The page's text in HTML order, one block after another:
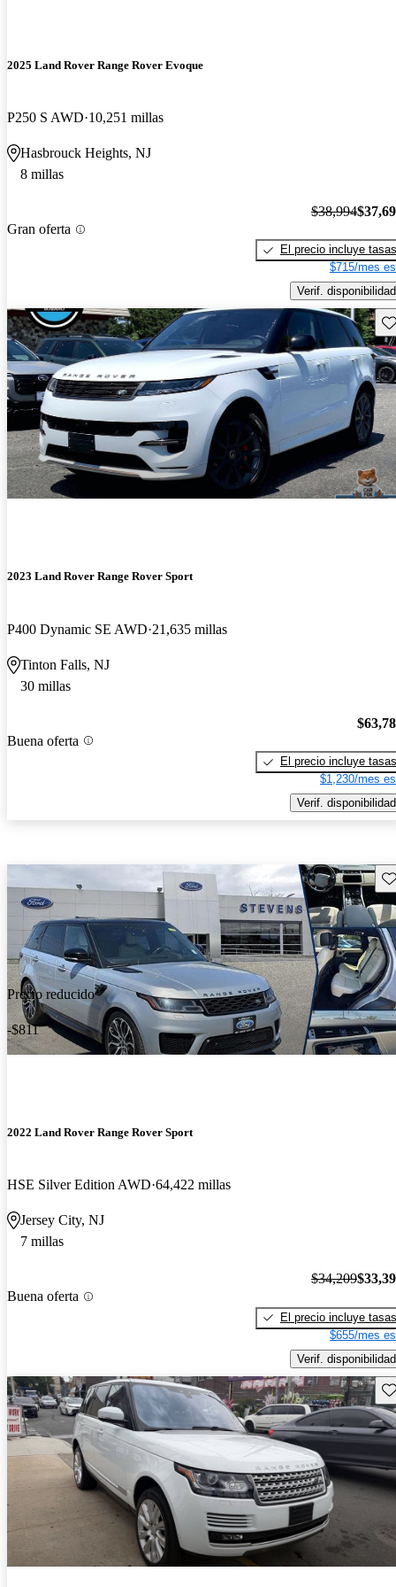
2025 Land Rover Range Rover Evoque
P250 S AWD 10,251 millas
Hasbrouck Heights, NJ
8 millas
Gran oferta
$38,994
El precio incluye tasas
$715/mes
Verif. disponibilidad
2023 Land Rover Range Rover Sport
P400 Dynamic SE AWD 21,635 millas
Tinton Falls, NJ
30 millas
Buena oferta
El precio incluye tasas
$1,230/mes
Verif. disponibilidad
Precio reducido
-$811
2022 Land Rover Range Rover Sport
HSE Silver Edition AWD 64,422 millas
Jersey City, NJ
7 millas
Buena oferta
$34,209
El precio incluye tasas
$655/mes
Verif. disponibilidad